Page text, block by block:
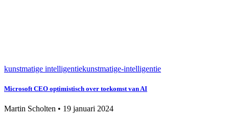
kunstmatige intelligentiekunstmatige-intelligentie
Microsoft CEO optimistisch over toekomst van AI
Martin Scholten • 19 januari 2024